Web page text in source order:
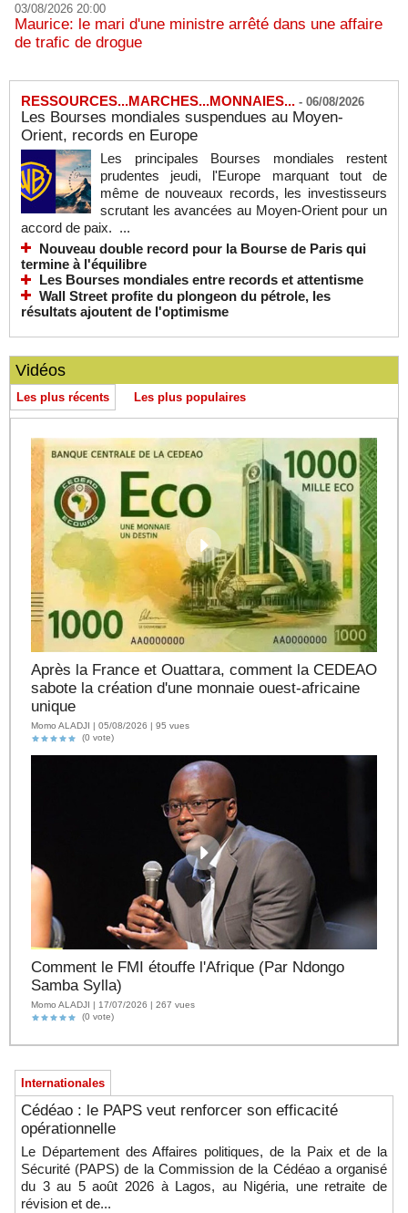
03/08/2026 20:00
Maurice: le mari d'une ministre arrêté dans une affaire
de trafic de drogue
RESSOURCES...MARCHES...MONNAIES... - 06/08/2026
Les Bourses mondiales suspendues au Moyen-
Orient, records en Europe
Les principales Bourses mondiales restent
prudentes jeudi, l'Europe marquant tout de
même de nouveaux records, les investisseurs
scrutant les avancées au Moyen-Orient pour un
accord de paix. ...
Nouveau double record pour la Bourse de Paris qui
termine à l'équilibre
Les Bourses mondiales entre records et attentisme
Wall Street profite du plongeon du pétrole, les
résultats ajoutent de l'optimisme
Vidéos
Les plus récents Les plus populaires
Après la France et Ouattara, comment la CEDEAO
sabote la création d'une monnaie ouest-africaine
unique
Momo ALADJI | 05/08/2026 | 95 vues
(0 vote)
Comment le FMI étouffe l'Afrique (Par Ndongo
Samba Sylla)
Momo ALADJI | 17/07/2026 | 267 vues
(0 vote)
Internationales
Cédéao : le PAPS veut renforcer son efficacité
opérationnelle
Le Département des Affaires politiques, de la Paix et de la
Sécurité (PAPS) de la Commission de la Cédéao a organisé
du 3 au 5 août 2026 à Lagos, au Nigéria, une retraite de
révision et de...